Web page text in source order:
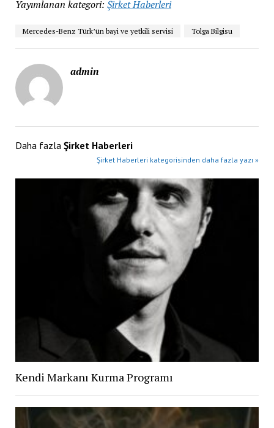
Yayımlanan kategori: Şirket Haberleri
Mercedes-Benz Türk’ün bayi ve yetkili servisi Tolga Bilgisu
admin
Daha fazla Şirket Haberleri
Şirket Haberleri kategorisinden daha fazla yazı »
Kendi Markanı Kurma Programı